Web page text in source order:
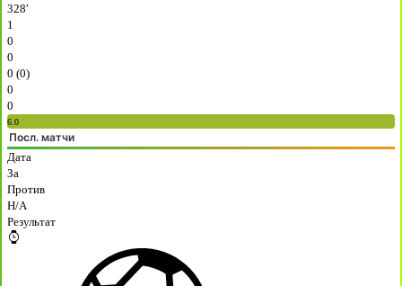
328′
1
0
0
0 (0)
0
0
6.0
Посл. матчи
Дата
За
Против
H/A
Результат